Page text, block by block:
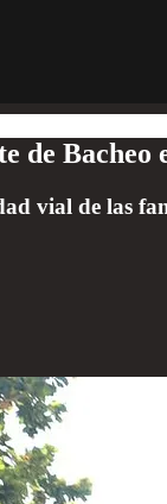
de Bacheo
vial de las